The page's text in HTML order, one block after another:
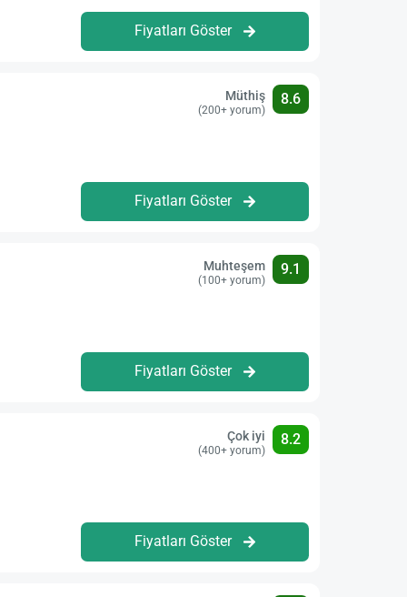
Fiyatları Göster
Müthiş
(200+ yorum)
8.6
Fiyatları Göster
Muhteşem
(100+ yorum)
9.1
Fiyatları Göster
Çok iyi
(400+ yorum)
8.2
Fiyatları Göster